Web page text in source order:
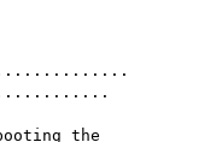
the